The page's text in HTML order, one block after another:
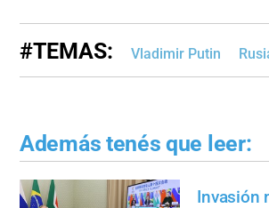
#TEMAS: Vladimir Putin
Además tenés que leer:
Invasión